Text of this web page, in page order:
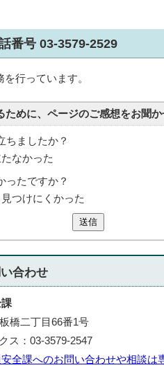
番号 03-3579-2529
行っています。
めに、ページのご感想をお聞か
ちましたか？
なかった
ったですか？
見つけにくかった
送信
合わせ
橋二丁目66番1号
ス：03-3579-2547
全課へのお問い合わせや相談は